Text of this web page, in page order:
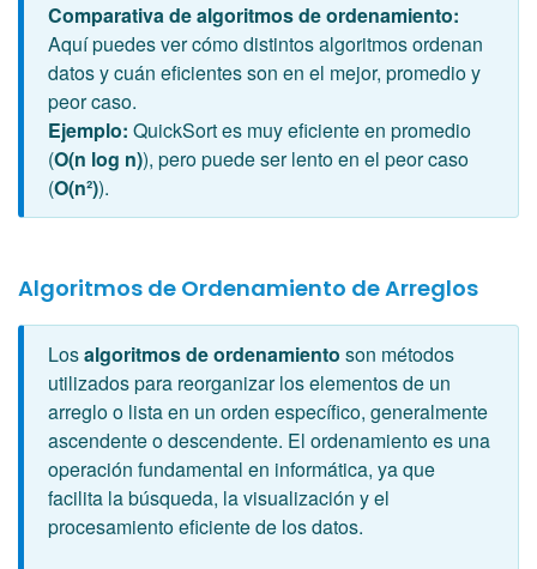
Comparativa de algoritmos de ordenamiento:
Aquí puedes ver cómo distintos algoritmos ordenan
datos y cuán eficientes son en el mejor, promedio y
peor caso.
Ejemplo: QuickSort es muy eficiente en promedio
(O(n log n)), pero puede ser lento en el peor caso
(O(n²)).
Algoritmos de Ordenamiento de Arreglos
Losalgoritmos de ordenamiento son métodos
utilizados para reorganizar los elementos de un
arreglo o lista en un orden específico, generalmente
ascendente o descendente. El ordenamiento es una
operación fundamental en informática, ya que
facilita la búsqueda, la visualización y el
procesamiento eficiente de los datos.